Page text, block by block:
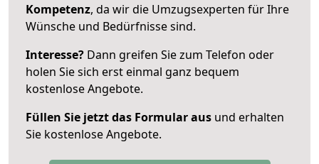
Kompetenz, da wir die Umzugsexperten für Ihre
Wünsche und Bedürfnisse sind.
Interesse? Dann greifen Sie zum Telefon oder
holen Sie sich erst einmal ganz bequem
kostenlose Angebote.
Füllen Sie jetzt das Formular aus und erhalten
Sie kostenlose Angebote.